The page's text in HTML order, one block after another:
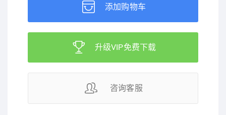
添加购物车
升级VIP免费下载
咨询客服